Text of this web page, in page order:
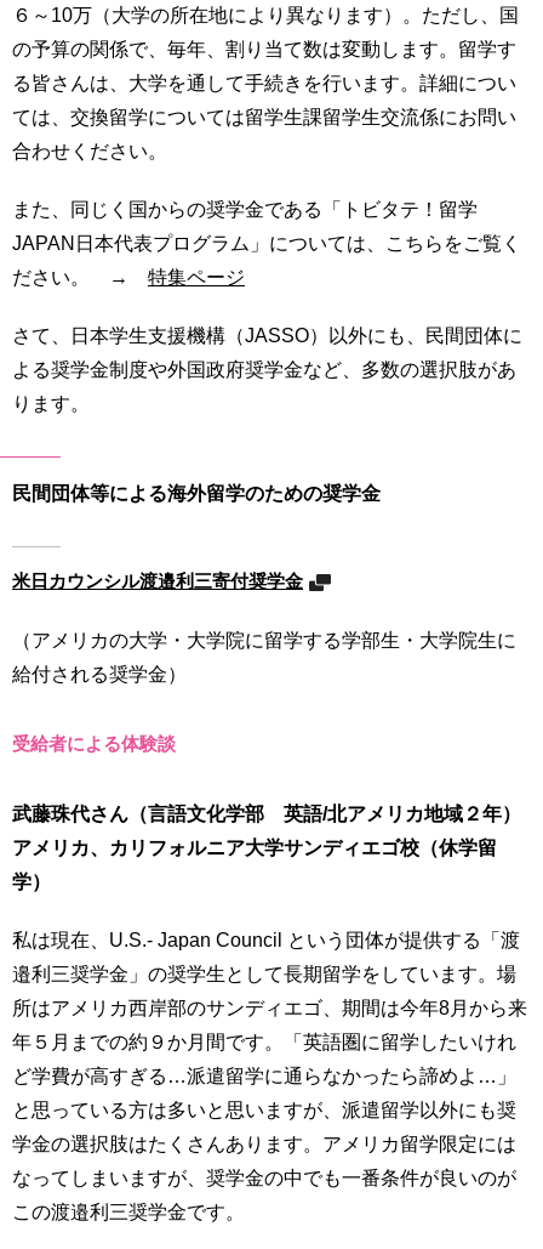
６～10万（大学の所在地により異なります）。ただし、国
の予算の関係で、毎年、割り当て数は変動します。留学す
る皆さんは、大学を通して手続きを行います。詳細につい
ては、交換留学については留学生課留学生交流係にお問い
合わせください。
また、同じく国からの奨学金である「トビタテ！留学
JAPAN日本代表プログラム」については、こちらをご覧く
ださい。 → 特集ページ
さて、日本学生支援機構（JASSO）以外にも、民間団体に
よる奨学金制度や外国政府奨学金など、多数の選択肢があ
ります。
民間団体等による海外留学のための奨学金
米日カウンシル渡邉利三寄付奨学金
（アメリカの大学・大学院に留学する学部生・大学院生に
給付される奨学金）
受給者による体験談
武藤珠代さん（言語文化学部 英語/北アメリカ地域２年）
アメリカ、カリフォルニア大学サンディエゴ校（休学留
学）
私は現在、U.S.- Japan Council という団体が提供する「渡
邉利三奨学金」の奨学生として長期留学をしています。場
所はアメリカ西岸部のサンディエゴ、期間は今年8月から来
年５月までの約９か月間です。「英語圏に留学したいけれ
ど学費が高すぎる…派遣留学に通らなかったら諦めよ…」
と思っている方は多いと思いますが、派遣留学以外にも奨
学金の選択肢はたくさんあります。アメリカ留学限定には
なってしまいますが、奨学金の中でも一番条件が良いのが
この渡邉利三奨学金です。